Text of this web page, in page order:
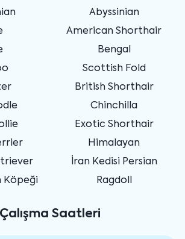
Köpeği
Abyssinian
American Shorthair
Bengal
Scottish Fold
British Shorthair
Chinchilla
Exotic Shorthair
Himalayan
İran Kedisi Persian
Ragdoll
Çalışma Saatleri